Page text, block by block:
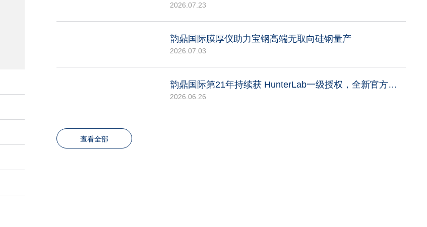
2026.07.23
韵鼎国际膜厚仪助力宝钢高端无取向硅钢量产
2026.07.03
韵鼎国际第21年持续获 HunterLab一级授权，全新官方合作域名正式启用
2026.06.26
查看全部